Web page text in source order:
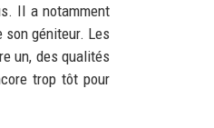
Il a notamment
son géniteur. Les
un, des qualités
trop tôt pour